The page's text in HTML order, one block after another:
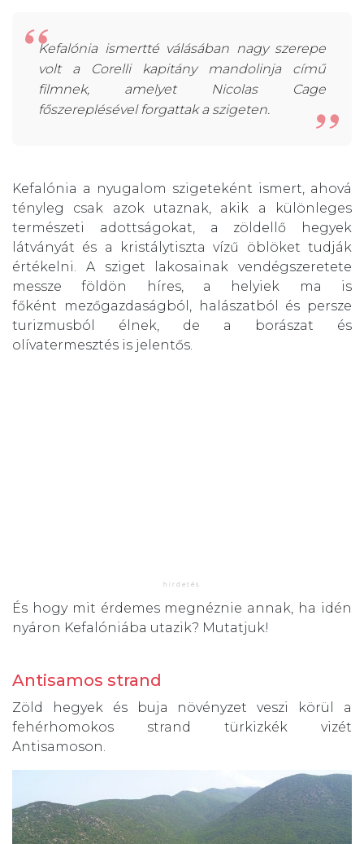
Kefalónia ismertté válásában nagy szerepe
volt a Corelli kapitány mandolinja című
filmnek, amelyet Nicolas Cage
főszereplésével forgattak a szigeten.
Kefalónia a nyugalom szigeteként ismert, ahová
tényleg csak azok utaznak, akik a különleges
természeti adottságokat, a zöldellő hegyek
látványát és a kristálytiszta vízű öblöket tudják
értékelni. A sziget lakosainak vendégszeretete
messze földön híres, a helyiek ma is
főként mezőgazdaságból, halászatból és persze
turizmusból élnek, de a borászat és
olívatermesztés is jelentős.
És hogy mit érdemes megnéznie annak, ha idén
nyáron Kefalóniába utazik? Mutatjuk!
Antisamos strand
Zöld hegyek és buja növényzet veszi körül a
fehérhomokos strand türkizkék vizét
Antisamoson.